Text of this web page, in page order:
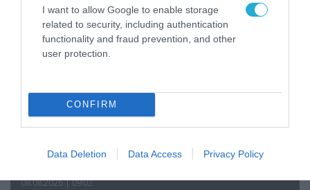
I want to allow Google to enable storage
related to security, including authentication
functionality and fraud prevention, and other
user protection.
CONFIRM
Data Deletion Data Access Privacy Policy
08.08.2026 | 09:02